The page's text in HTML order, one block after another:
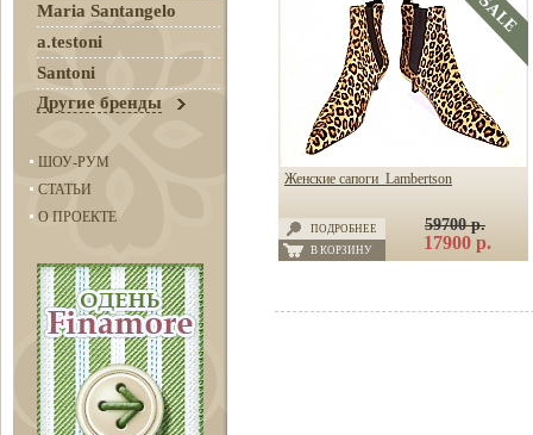
Женские сапоги Lambertson
ПОДРОБНЕЕ
В КОРЗИНУ
59700 р.
17900 р.
Maria Santangelo
a.testoni
Santoni
Другие бренды
ШОУ-РУМ
СТАТЬИ
О ПРОЕКТЕ